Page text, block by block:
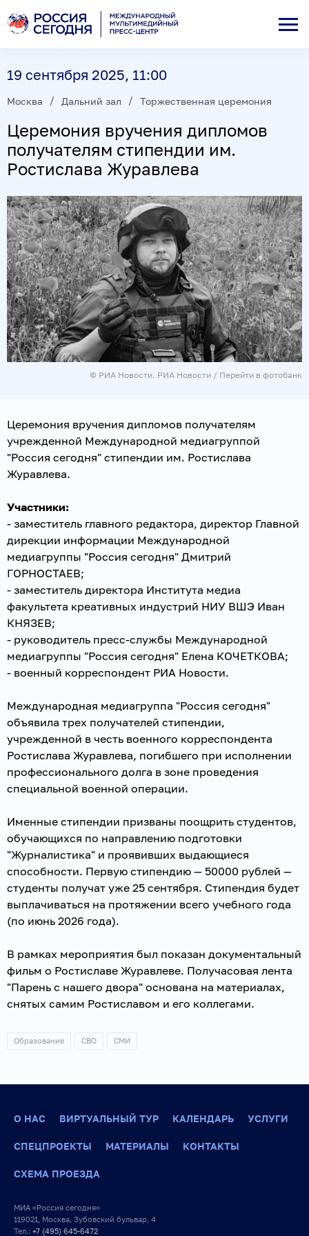
19 сентября 2025, 11:00
Москва Дальний зал Торжественная церемония
Церемония вручения дипломов
получателям стипендии им.
Ростислава Журавлева
© РИА Новости. РИА Новости / Перейти в фотобанк
Церемония вручения дипломов получателям
учрежденной Международной медиагруппой
"Россия сегодня" стипендии им. Ростислава
Журавлева.
Участники:
- заместитель главного редактора, директор Главной
дирекции информации Международной
медиагруппы "Россия сегодня" Дмитрий
ГОРНОСТАЕВ;
- заместитель директора Института медиа
факультета креативных индустрий НИУ ВШЭ Иван
КНЯЗЕВ;
- руководитель пресс-службы Международной
медиагруппы "Россия сегодня" Елена КОЧЕТКОВА;
- военный корреспондент РИА Новости.
Международная медиагруппа "Россия сегодня"
объявила трех получателей стипендии,
учрежденной в честь военного корреспондента
Ростислава Журавлева, погибшего при исполнении
профессионального долга в зоне проведения
специальной военной операции.
Именные стипендии призваны поощрить студентов,
обучающихся по направлению подготовки
"Журналистика" и проявивших выдающиеся
способности. Первую стипендию — 50000 рублей —
студенты получат уже 25 сентября. Стипендия будет
выплачиваться на протяжении всего учебного года
(по июнь 2026 года).
В рамках мероприятия был показан документальный
фильм о Ростиславе Журавлеве. Получасовая лента
"Парень с нашего двора" основана на материалах,
снятых самим Ростиславом и его коллегами.
Образование СВО СМИ
О НАС ВИРТУАЛЬНЫЙ ТУР КАЛЕНДАРЬ УСЛУГИ
СПЕЦПРОЕКТЫ МАТЕРИАЛЫ КОНТАКТЫ
СХЕМА ПРОЕЗДА
МИА «Россия сегодня»
119021, Москва, Зубовский бульвар, 4
Тел.: +7 (495) 645-6472